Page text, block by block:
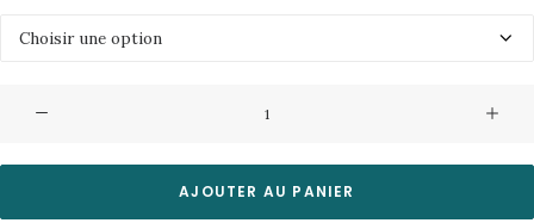
Sweat
AJOUTER AU PANIER